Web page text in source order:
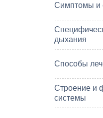
Симптомы и
дыхания
Способы
Строение и
системы